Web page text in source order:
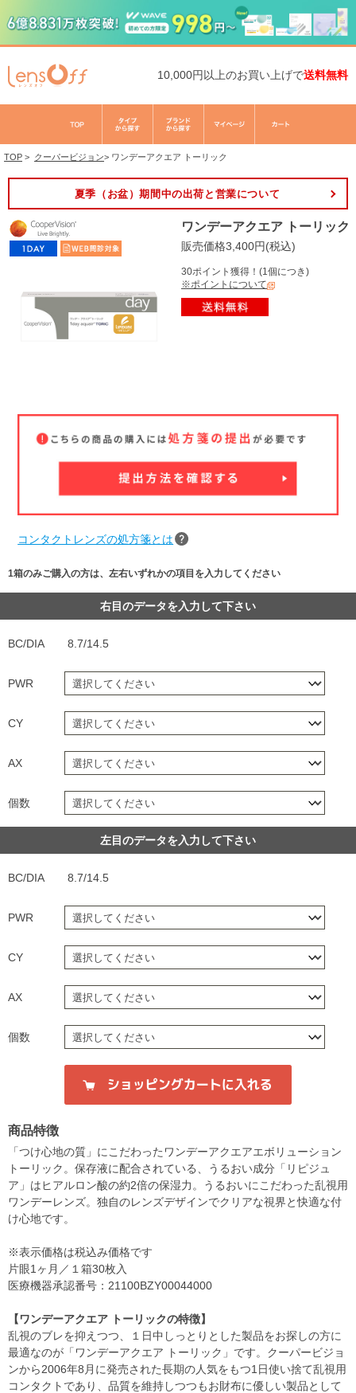
10,000円以上のお買い上げで送料無料
TOP > クーパービジョン> ワンデーアクエア トーリック
夏季（お盆）期間中の出荷と営業について
ワンデーアクエア トーリック
販売価格3,400円(税込)
30ポイント獲得！(1個につき)
※ポイントについて
コンタクトレンズの処方箋とは
1箱のみご購入の方は、左右いずれかの項目を入力してください
右目のデータを入力して下さい
BC/DIA 8.7/14.5
PWR
CY
AX
個数
左目のデータを入力して下さい
BC/DIA 8.7/14.5
PWR
CY
AX
個数
商品特徴
「つけ心地の質」にこだわったワンデーアクエアエボリューション
トーリック。保存液に配合されている、うるおい成分「リピジュ
ア」はヒアルロン酸の約2倍の保湿力。うるおいにこだわった乱視用
ワンデーレンズ。独自のレンズデザインでクリアな視界と快適な付
け心地です。
※表示価格は税込み価格です
片眼1ヶ月／１箱30枚入
医療機器承認番号：21100BZY00044000
【ワンデーアクエア トーリックの特徴】
乱視のブレを抑えつつ、１日中しっとりとした製品をお探しの方に
最適なのが「ワンデーアクエア トーリック」です。クーパービジョ
ンから2006年8月に発売された長期の人気をもつ1日使い捨て乱視用
コンタクトであり、品質を維持しつつもお財布に優しい製品として